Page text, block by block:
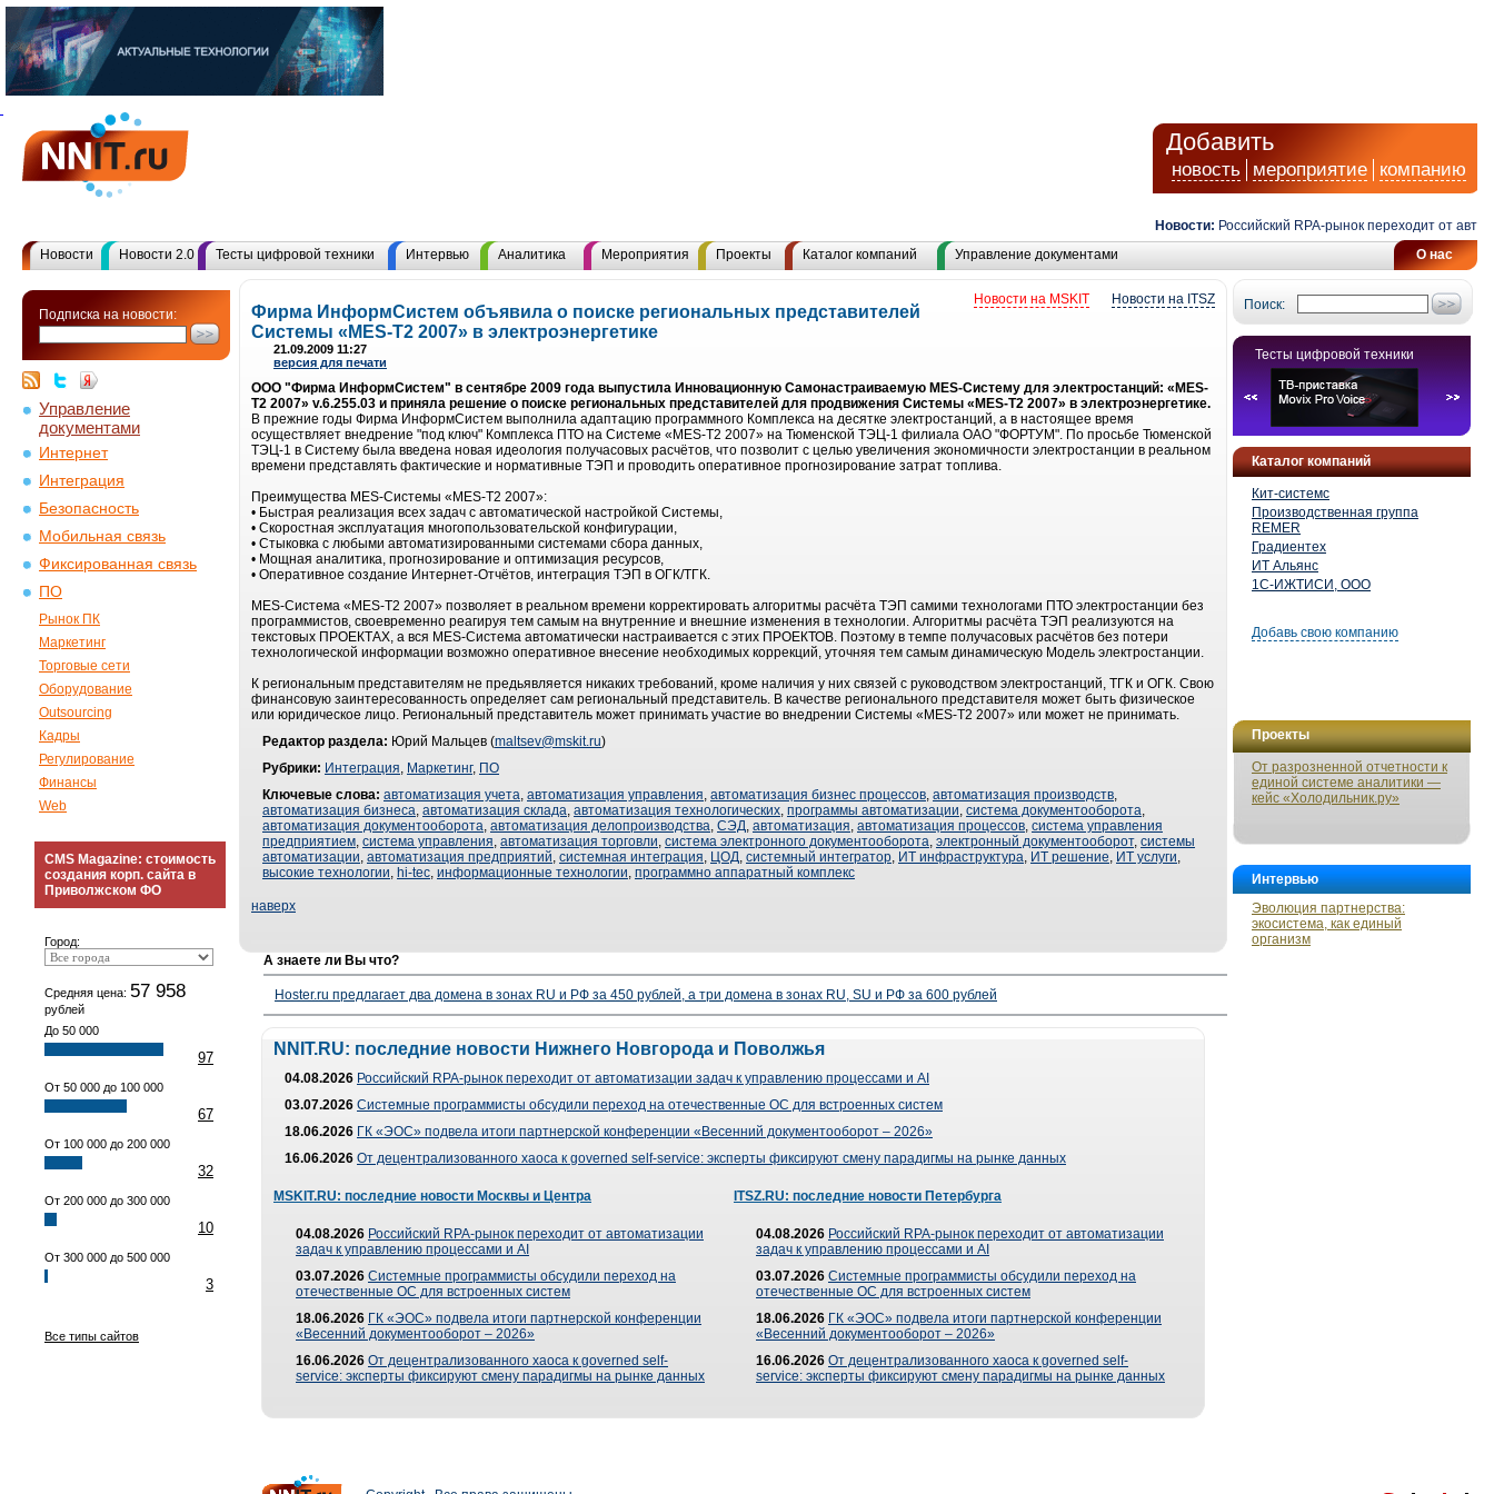
Добавить
новость мероприятие компанию
Новости: Российский RPA-рынок переходит от
О нас
Новости Новости 2.0 Тесты цифровой техники Интервью Аналитика Мероприятия Проекты Каталог компаний Управление документами
Подписка на новости:
Управление
документами
Интернет
Интеграция
Безопасность
Мобильная связь
Фиксированная связь
ПО
Рынок ПК
Маркетинг
Торговые сети
Оборудование
Outsourcing
Кадры
Регулирование
Финансы
Web
CMS Magazine: стоимость
создания корп. сайта в
Приволжском ФО
Город:
Средняя цена: 57 958
рублей
До 50 000
97
От 50 000 до 100 000
67
От 100 000 до 200 000
32
От 200 000 до 300 000
10
От 300 000 до 500 000
3
Все типы сайтов
Поиск:
Тесты цифровой техники
Каталог компаний
Кит-системс
Производственная группа
REMER
Градиентех
ИТ Альянс
1С-ИЖТИСИ, ООО
Добавь свою компанию
Проекты
От разрозненной отчетности к
единой системе аналитики —
кейс «Холодильник.ру»
Интервью
Эволюция партнерства:
экосистема, как единый
организм
Новости на ITSZ
Новости на MSKIT
Фирма ИнформСистем объявила о поиске региональных представителей
Системы «MES-T2 2007» в электроэнергетике
21.09.2009 11:27
версия для печати
ООО "Фирма ИнформСистем" в сентябре 2009 года выпустила Инновационную Самонастраиваемую MES-Систему для электростанций: «MES-
T2 2007» v.6.255.03 и приняла решение о поиске региональных представителей для продвижения Системы «MES-T2 2007» в электроэнергетике.
В прежние годы Фирма ИнформСистем выполнила адаптацию программного Комплекса на десятке электростанций, а в настоящее время
осуществляет внедрение "под ключ" Комплекса ПТО на Системе «MES-T2 2007» на Тюменской ТЭЦ-1 филиала ОАО "ФОРТУМ". По просьбе Тюменской
ТЭЦ-1 в Систему была введена новая идеология получасовых расчётов, что позволит с целью увеличения экономичности электростанции в реальном
времени представлять фактические и нормативные ТЭП и проводить оперативное прогнозирование затрат топлива.
Преимущества MES-Системы «MES-T2 2007»:
• Быстрая реализация всех задач с автоматической настройкой Системы,
• Скоростная эксплуатация многопользовательской конфигурации,
• Стыковка с любыми автоматизированными системами сбора данных,
• Мощная аналитика, прогнозирование и оптимизация ресурсов,
• Оперативное создание Интернет-Отчётов, интеграция ТЭП в ОГК/ТГК.
MES-Система «MES-T2 2007» позволяет в реальном времени корректировать алгоритмы расчёта ТЭП самими технологами ПТО электростанции без
программистов, своевременно реагируя тем самым на внутренние и внешние изменения в технологии. Алгоритмы расчёта ТЭП реализуются на
текстовых ПРОЕКТАХ, а вся MES-Система автоматически настраивается с этих ПРОЕКТОВ. Поэтому в темпе получасовых расчётов без потери
технологической информации возможно оперативное внесение необходимых коррекций, уточняя тем самым динамическую Модель электростанции.
К региональным представителям не предьявляется никаких требований, кроме наличия у них связей с руководством электростанций, ТГК и ОГК. Свою
финансовую заинтересованность определяет сам региональный представитель. В качестве регионального представителя может быть физическое
или юридическое лицо. Региональный представитель может принимать участие во внедрении Системы «MES-T2 2007» или может не принимать.
Редактор раздела: Юрий Мальцев (maltsev@mskit.ru)
Рубрики: Интеграция, Маркетинг, ПО
Ключевые слова: автоматизация учета, автоматизация управления, автоматизация бизнес процессов, автоматизация производств,
автоматизация бизнеса, автоматизация склада, автоматизация технологических, программы автоматизации, система документооборота,
автоматизация документооборота, автоматизация делопроизводства, СЭД, автоматизация, автоматизация процессов, система управления
предприятием, система управления, автоматизация торговли, система электронного документооборота, электронный документооборот, системы
автоматизации, автоматизация предприятий, системная интеграция, ЦОД, системный интегратор, ИТ инфраструктура, ИТ решение, ИТ услуги,
высокие технологии, hi-tec, информационные технологии, программно аппаратный комплекс
наверх
А знаете ли Вы что?
Hoster.ru предлагает два домена в зонах RU и РФ за 450 рублей, а три домена в зонах RU, SU и РФ за 600 рублей
NNIT.RU: последние новости Нижнего Новгорода и Поволжья
04.08.2026 Российский RPA-рынок переходит от автоматизации задач к управлению процессами и AI
03.07.2026 Системные программисты обсудили переход на отечественные ОС для встроенных систем
18.06.2026 ГК «ЭОС» подвела итоги партнерской конференции «Весенний документооборот – 2026»
16.06.2026 От децентрализованного хаоса к governed self-service: эксперты фиксируют смену парадигмы на рынке данных
MSKIT.RU: последние новости Москвы и Центра
04.08.2026 Российский RPA-рынок переходит от автоматизации
задач к управлению процессами и AI
03.07.2026 Системные программисты обсудили переход на
отечественные ОС для встроенных систем
18.06.2026 ГК «ЭОС» подвела итоги партнерской конференции
«Весенний документооборот – 2026»
16.06.2026 От децентрализованного хаоса к governed self-
service: эксперты фиксируют смену парадигмы на рынке данных
ITSZ.RU: последние новости Петербурга
04.08.2026 Российский RPA-рынок переходит от автоматизации
задач к управлению процессами и AI
03.07.2026 Системные программисты обсудили переход на
отечественные ОС для встроенных систем
18.06.2026 ГК «ЭОС» подвела итоги партнерской конференции
«Весенний документооборот – 2026»
16.06.2026 От децентрализованного хаоса к governed self-
service: эксперты фиксируют смену парадигмы на рынке данных